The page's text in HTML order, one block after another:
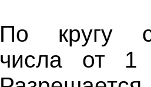
По кругу
числа от 1